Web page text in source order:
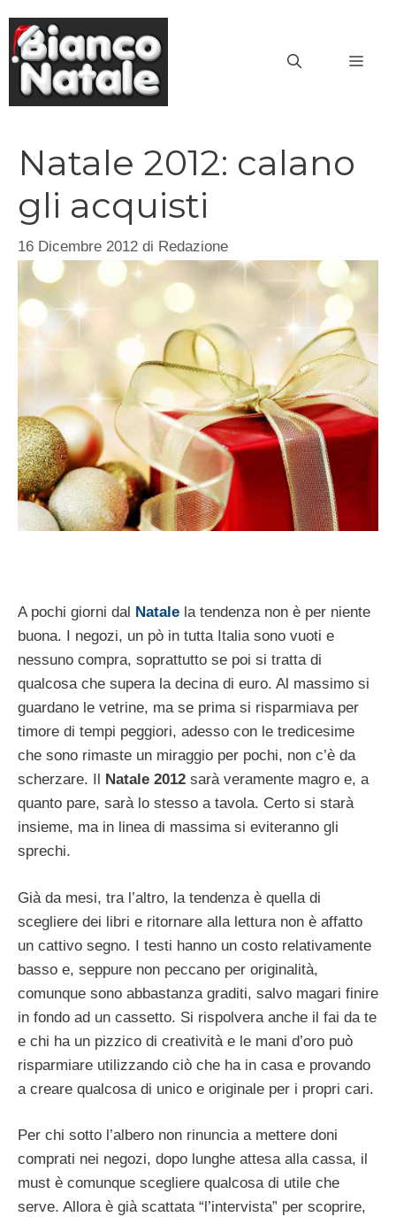
contenuto
Natale 2012: calano
gli acquisti
16 Dicembre 2012 di Redazione
A pochi giorni dal Natale la tendenza non è per niente
buona. I negozi, un pò in tutta Italia sono vuoti e
nessuno compra, soprattutto se poi si tratta di
qualcosa che supera la decina di euro. Al massimo si
guardano le vetrine, ma se prima si risparmiava per
timore di tempi peggiori, adesso con le tredicesime
che sono rimaste un miraggio per pochi, non c’è da
scherzare. Il
Natale 2012 sarà veramente magro e, a
quanto pare, sarà lo stesso a tavola. Certo si starà
insieme, ma in linea di massima si eviteranno gli
sprechi.
Già da mesi, tra l’altro, la tendenza è quella di
scegliere dei libri e ritornare alla lettura non è affatto
un cattivo segno. I testi hanno un costo relativamente
basso e, seppure non peccano per originalità,
comunque sono abbastanza graditi, salvo magari finire
in fondo ad un cassetto. Si rispolvera anche il fai da te
e chi ha un pizzico di creatività e le mani d’oro può
risparmiare utilizzando ciò che ha in casa e provando
a creare qualcosa di unico e originale per i propri cari.
Per chi sotto l’albero non rinuncia a mettere doni
comprati nei negozi, dopo lunghe attesa alla cassa, il
must è comunque scegliere qualcosa di utile che
serve. Allora è già scattata “l’intervista” per scoprire,